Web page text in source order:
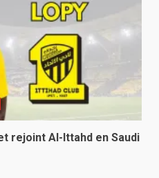
rejoint Al-Ittahd en Saudi